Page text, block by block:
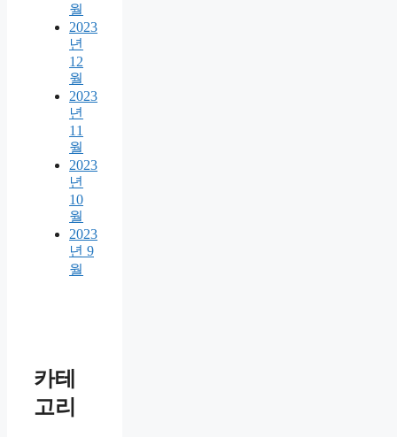
월
2023
년
12
월
2023
년
11
월
2023
년
10
월
2023
년 9
월
카테
고리